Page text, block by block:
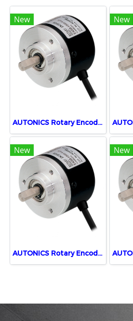
New
AUTONICS Rotary Encoders E40S6-2500-3-T-5
New
New
AUTONICS Rotary Encoders E40S6-1000-3-T-24
New